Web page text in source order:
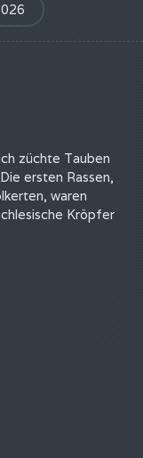
züchte Tauben
ersten Rassen,
waren
Kröpfer